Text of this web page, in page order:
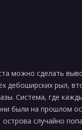
можно сделать
дебоширских рыл,
Система, где
были на прошлом
острова случайно